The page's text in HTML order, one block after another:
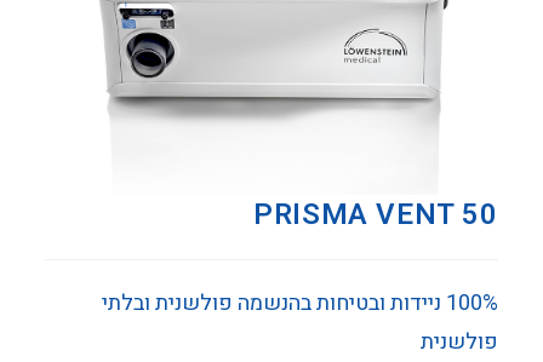
PRISMA VENT 50
100% ניידות ובטיחות בהנשמה פולשנית ובלתי
פולשנית